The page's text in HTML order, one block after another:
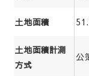
土地面積
土地面積計測
方式
公